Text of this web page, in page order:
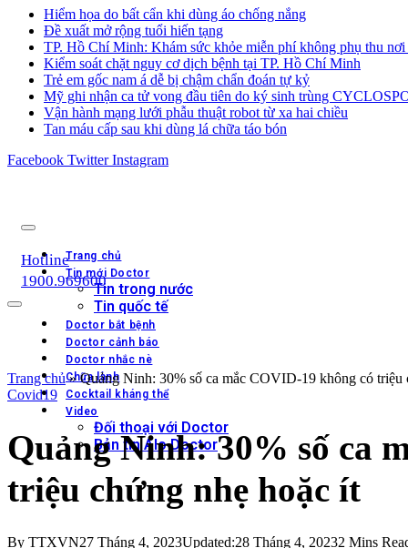
Hiểm họa do bất cẩn khi dùng áo chống nắng
Đề xuất mở rộng tuổi hiến tạng
TP. Hồ Chí Minh: Khám sức khỏe miễn phí không phụ thu nơi
Kiểm soát chặt nguy cơ dịch bệnh tại TP. Hồ Chí Minh
Trẻ em gốc nam á dễ bị chậm chẩn đoán tự kỷ
Mỹ ghi nhận ca tử vong đầu tiên do ký sinh trùng
Vận hành mạng lưới phẫu thuật robot từ xa hai chiều
Tan máu cấp sau khi dùng lá chữa táo bón
Facebook Twitter Instagram
Trang chủ
Tin mới Doctor
Tin trong nước
Tin quốc tế
Doctor bắt bệnh
Doctor cảnh báo
Doctor nhắc nè
Chữa lành
Cocktail kháng thể
Video
Đối thoại với Doctor
Bản tin Alo Doctor
Hotline
1900.969600
Trang chủ»Quảng Ninh: 30% số ca mắc COVID-19 không có triệu
Covid19
Quảng Ninh: 30% số ca
triệu chứng nhẹ hoặc ít
By TTXVN27 Tháng 4, 2023Updated:28 Tháng 4, 20232 Mins